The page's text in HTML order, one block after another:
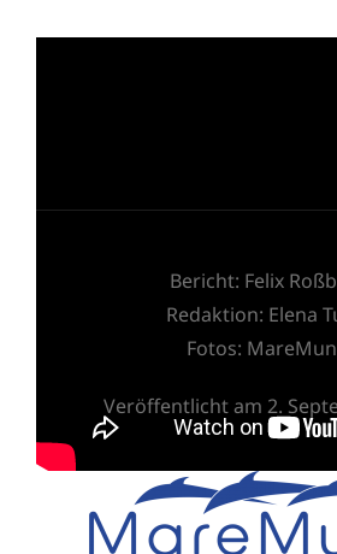
Bericht: Felix
Redaktion: Elena
Fotos:
Veröffentlicht am 2.